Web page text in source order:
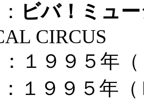
ビバ！ミュ
CIRCUS
１９９５年
１９９５年